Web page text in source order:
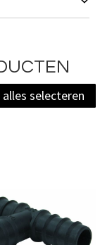
alles selecteren